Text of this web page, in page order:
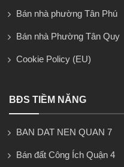
Bán nhà phường Tân Phú
Bán nhà Phường Tân Quy
Cookie Policy (EU)
BĐS TIỀM NĂNG
BAN DAT NEN QUAN 7
Bán đất Công Ích Quận 4